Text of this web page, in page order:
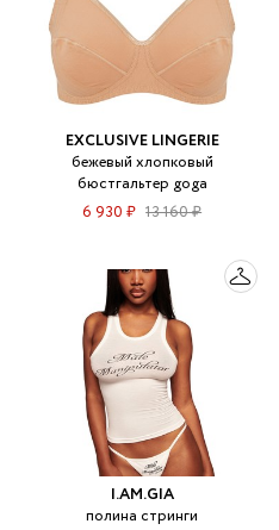
EXCLUSIVE LINGERIE
бежевый хлопковый
бюстгальтер goga
6 930 ₽ 13 160 ₽
I.AM.GIA
полина стринги